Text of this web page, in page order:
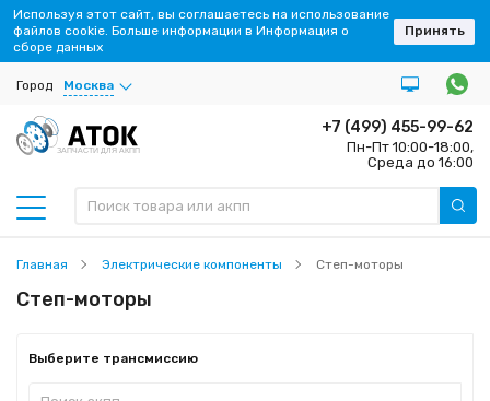
Город Москва
ЗАПЧАСТИ ДЛЯ АКПП
+7 (499) 455-99-62
Пн-Пт 10:00-18:00,
Среда до 16:00
Главная Электрические компоненты Степ-моторы
Степ-моторы
Выберите трансмиссию
Используя этот сайт, вы соглашаетесь на использование
файлов cookie. Больше информации в Информация о
сборе данных
Принять